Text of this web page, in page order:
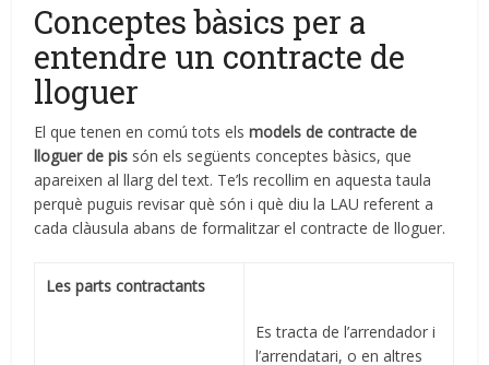
Conceptes bàsics per a
entendre un contracte de
lloguer
El que tenen en comú tots elsmodels de contracte de
lloguer de pis són els següents conceptes bàsics, que
apareixen al llarg del text. Te’ls recollim en aquesta taula
perquè puguis revisar què són i què diu la LAU referent a
cada clàusula abans de formalitzar el contracte de lloguer.
Les parts contractants
Es tracta de l’arrendador i
l’arrendatari, o en altres